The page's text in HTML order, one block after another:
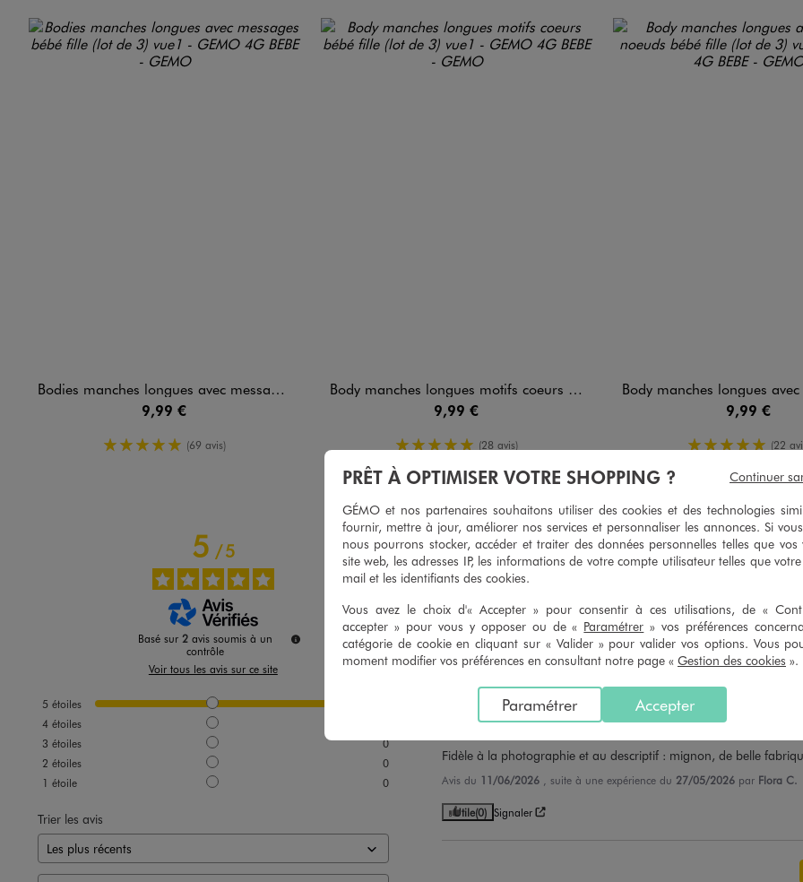
Bodies manches longues avec messages bébé fille (lot de 3)
9,99 €
5/5 de moyenne
(69 avis)
Body manches longues motifs coeurs bébé fille (lot de 3)
9,99 €
5/5 de moyenne
(28 avis)
Body manches longues avec motifs noeuds
9,99 €
5/5 de (22
5/5
Basé sur 2 avis soumis à un
contrôle
Voir tous les avis sur ce site
5 étoiles
4 étoiles
3 étoiles
0
2 étoiles
0
1 étoile 0
Trier les avis
5 /5
Avis vérifié
14/06/2026 , suite à une expérience du 26/05/2026
Utile (0) Signaler
Fidèle à la photographie et au descriptif : mignon, de belle
Avis du 11/06/2026 , suite à une expérience du 27/05/2026 par Flora C.
Utile(0) Signaler
PRÊT À OPTIMISER VOTRE SHOPPING ?
GÉMO et nos partenaires souhaitons utiliser des cookies et des technologies
fournir, mettre à jour, améliorer nos services et personnaliser les annonces. Si
nous pourrons stocker, accéder et traiter des données personnelles telles que vos
site web, les adresses IP, les informations de votre compte utilisateur telles que
mail et les identifiants des cookies.
Vous avez le choix d'« Accepter » pour consentir à ces utilisations, de «
accepter » pour vous y opposer ou de « Paramétrer » vos préférences
catégorie de cookie en cliquant sur « Valider » pour valider vos options. Vous
moment modifier vos préférences en consultant notre page « Gestion des cookies ».
Accepter
Paramétrer
Continuer